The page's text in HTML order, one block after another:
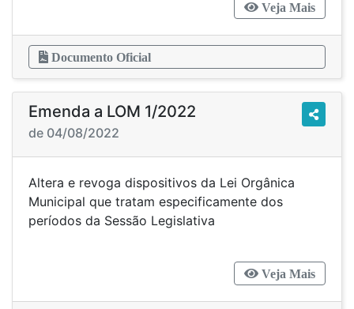
Veja Mais
Documento Oficial
Emenda a LOM 1/2022
de 04/08/2022
Altera e revoga dispositivos da Lei Orgânica
Municipal que tratam especificamente dos
períodos da Sessão Legislativa
Veja Mais